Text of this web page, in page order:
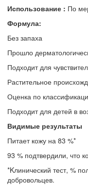
Использование : По
Формула:
Без запаха
Прошло
Подходит для
Растительное
Оценка по
Подходит для детей в
Видимые результаты
Питает кожу на 83 %*
93 % подтвердили, что
*Kлинический тест, %
добровольцев.